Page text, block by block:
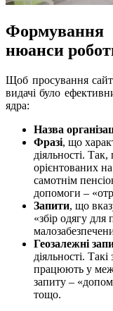
нюанси
Щоб просування
видачі було
ядра:
Назва
Фразі, що
діяльності.
орієнтованих
самотнім
допомоги –
Запити, що
«збір одягу
Геозалежні
діяльності.
працюють у
запиту –
тощо.